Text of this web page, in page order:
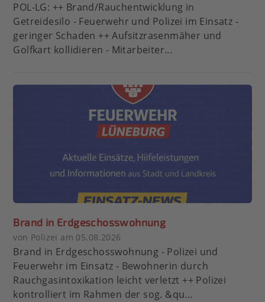
POL-LG: ++ Brand/Rauchentwicklung in
Getreidesilo - Feuerwehr und Polizei im Einsatz -
geringer Schaden ++ Aufsitzrasenmäher und
Golfkart kollidieren - Mitarbeiter...
Brand in Erdgeschosswohnung
von Polizei am 05.08.2026
Brand in Erdgeschosswohnung - Polizei und
Feuerwehr im Einsatz - Bewohnerin durch
Rauchgasintoxikation leicht verletzt ++ Polizei
kontrolliert im Rahmen der sog. &qu...